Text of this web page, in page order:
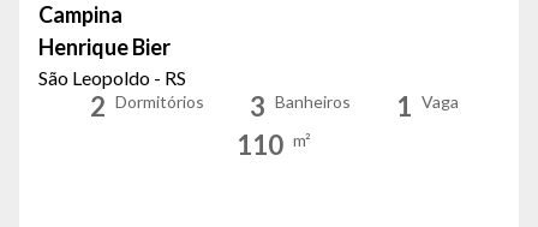
Campina
Henrique Bier
São Leopoldo - RS
2 Dormitórios 3 Banheiros 1 Vaga
110 m²